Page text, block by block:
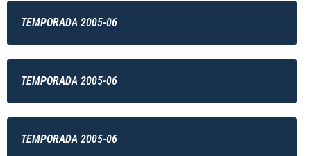
TEMPORADA 2005-06
TEMPORADA 2005-06
TEMPORADA 2005-06